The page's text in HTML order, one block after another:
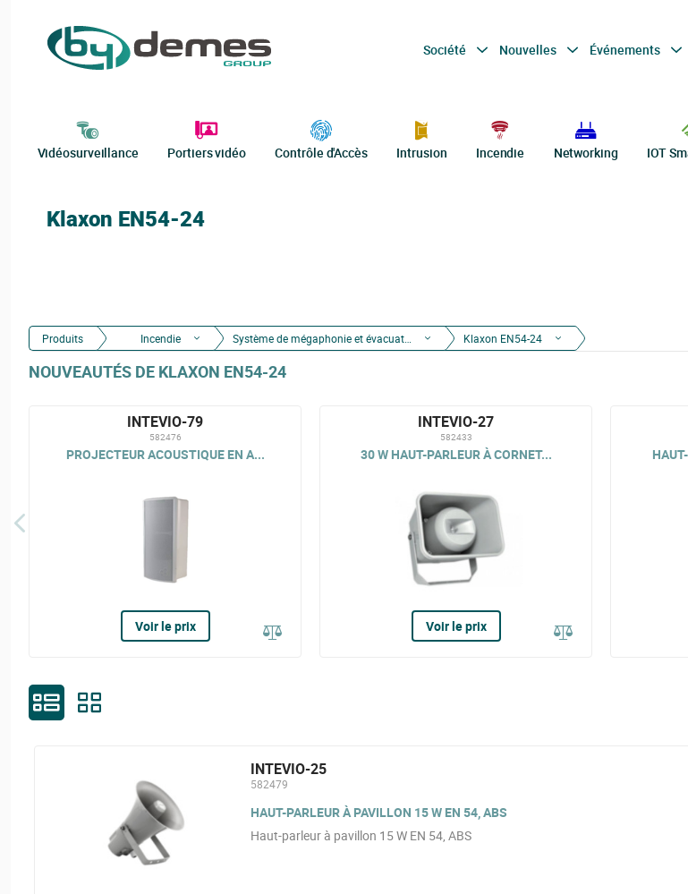
Société Nouvelles Événements
Vidéosurveillance Portiers vidéo Contrôle d'Accès Intrusion Incendie Networking IOT
Klaxon EN54-24
Produits Incendie Klaxon EN54-24
NOUVEAUTÉS DE KLAXON EN54-24
INTEVIO-79
582476
PROJECTEUR ACOUSTIQUE EN A...
Voir le prix
INTEVIO-27
582433
30 W HAUT-PARLEUR À CORNET...
Voir le prix
INTEVIO-25
582479
HAUT-PARLEUR À PAVILLON 15 W EN 54, ABS
Haut-parleur à pavillon 15 W EN 54, ABS